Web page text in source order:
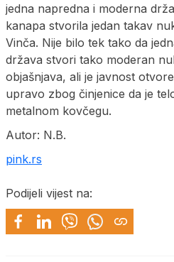
jedna napredna i moderna
kanapa stvorila jedan takav
Vinča. Nije bilo tek tako da
država stvori tako moderan
objašnjava, ali je javnost
upravo zbog činjenice da je
metalnom kovčegu.
Autor: N.B.
pink.rs
Podijeli vijest na: